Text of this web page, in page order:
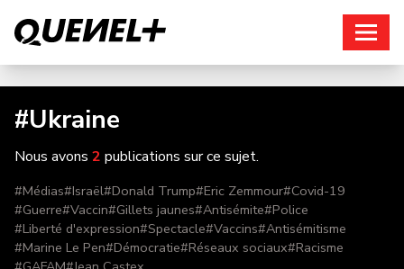
#Ukraine
Nous avons 2 publications sur ce sujet.
#Médias#Israël#Donald Trump#Eric Zemmour#Covid-19
#Guerre#Vaccin#Gillets jaunes#Antisémite#Police
#Liberté d'expression#Spectacle#Vaccins#Antisémitisme
#Marine Le Pen#Démocratie#Réseaux sociaux#Racisme